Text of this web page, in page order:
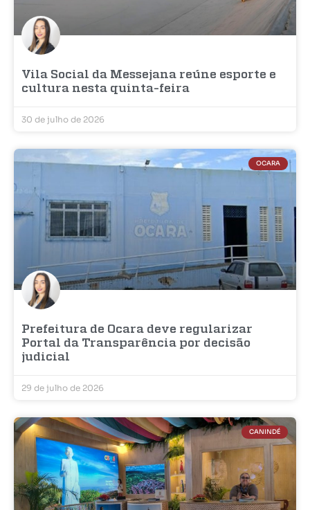
Vila Social da Messejana reúne esporte e
cultura nesta quinta-feira
30 de julho de 2026
OCARA
Prefeitura de Ocara deve regularizar
Portal da Transparência por decisão
judicial
29 de julho de 2026
CANINDÉ